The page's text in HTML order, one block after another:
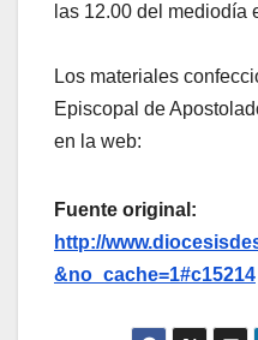
las 12.00 del mediodía
Los materiales
Episcopal de
en la web:
Fuente original:
http://
&no_cache=1#c15214